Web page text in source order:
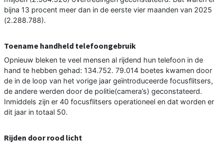
bijna 13 procent meer dan in de eerste vier maanden van 2025
(2.288.788).
Toename handheld telefoongebruik
Opnieuw bleken te veel mensen al rijdend hun telefoon in de
hand te hebben gehad: 134.752. 79.014 boetes kwamen door
de in de loop van het vorige jaar geïntroduceerde focusflitsers,
de andere werden door de politie(camera’s) geconstateerd.
Inmiddels zijn er 40 focusflitsers operationeel en dat worden er
dit jaar in totaal 50.
Rijden door rood licht